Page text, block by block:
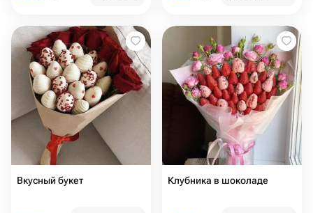
Вкусный букет Клубника в шоколаде